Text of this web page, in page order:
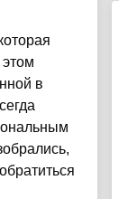
этом
в